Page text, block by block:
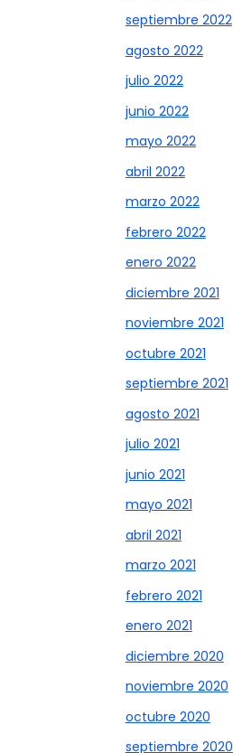
septiembre 2022
agosto 2022
julio 2022
junio 2022
mayo 2022
abril 2022
marzo 2022
febrero 2022
enero 2022
diciembre 2021
noviembre 2021
octubre 2021
septiembre 2021
agosto 2021
julio 2021
junio 2021
mayo 2021
abril 2021
marzo 2021
febrero 2021
enero 2021
diciembre 2020
noviembre 2020
octubre 2020
septiembre 2020